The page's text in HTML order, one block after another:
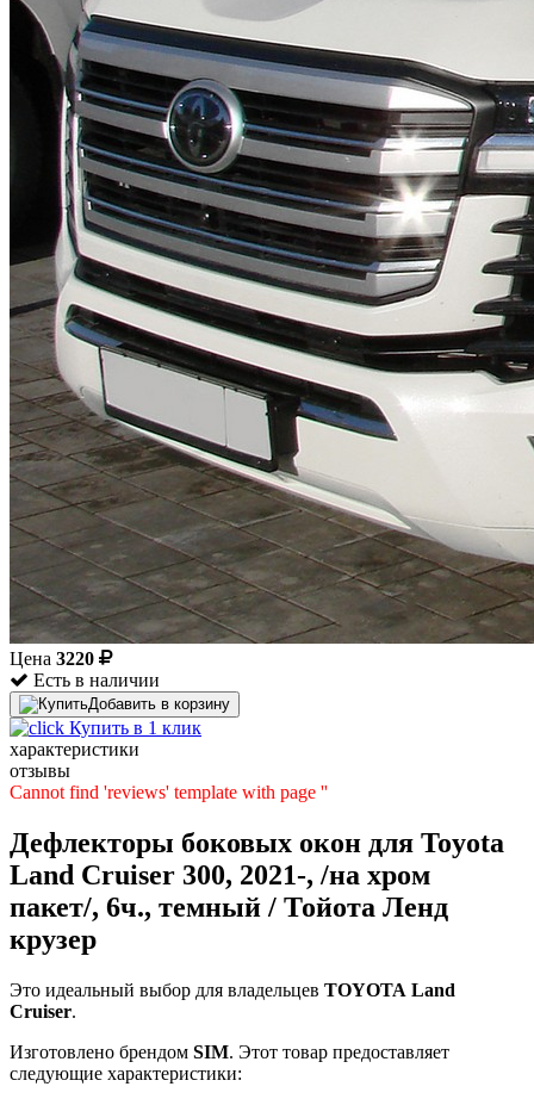
Цена 3220
Есть в наличии
Добавить в корзину
Купить в 1 клик
характеристики
отзывы
Cannot find 'reviews' template with page ''
Дефлекторы боковых окон для Toyota
Land Cruiser 300, 2021-, /на хром
пакет/, 6ч., темный / Тойота Ленд
крузер
Это идеальный выбор для владельцев TOYOTA Land
Cruiser.
Изготовлено брендом SIM. Этот товар предоставляет
следующие характеристики: